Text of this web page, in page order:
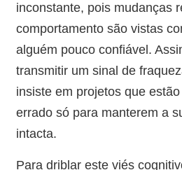
inconstante, pois mudanças
comportamento são vistas
alguém pouco confiável.
transmitir um sinal de
insiste em projetos que
errado só para manterem a
intacta.
Para driblar este viés